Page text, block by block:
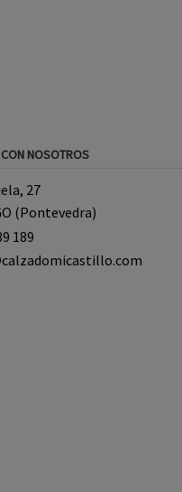
NOSOTROS
27
(Pontevedra)
189